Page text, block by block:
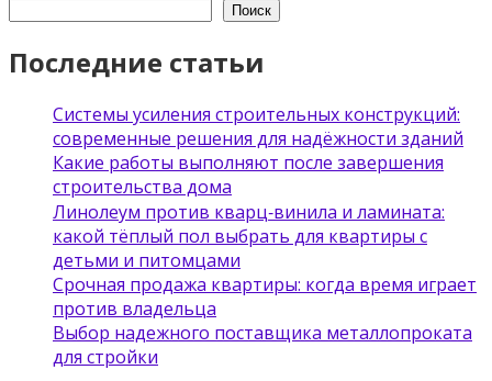
Поиск
Последние статьи
Системы усиления строительных конструкций:
современные решения для надёжности зданий
Какие работы выполняют после завершения
строительства дома
Линолеум против кварц‑винила и ламината:
какой тёплый пол выбрать для квартиры с
детьми и питомцами
Срочная продажа квартиры: когда время играет
против владельца
Выбор надежного поставщика металлопроката
для стройки